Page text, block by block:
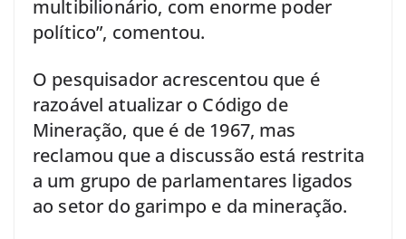
multibilionário, com enorme poder
político”, comentou.
O pesquisador acrescentou que é
razoável atualizar o Código de
Mineração, que é de 1967, mas
reclamou que a discussão está restrita
a um grupo de parlamentares ligados
ao setor do garimpo e da mineração.